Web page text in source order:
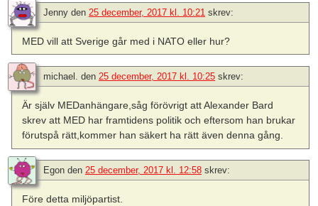
Jenny den 25 december, 2017 kl. 10:21 skrev:
MED vill att Sverige går med i NATO eller hur?
michael. den 25 december, 2017 kl. 10:25 skrev:
Är själv MEDanhängare,såg förövrigt att Alexander Bard
skrev att MED har framtidens politik och eftersom han brukar
förutspå rätt,kommer han säkert ha rätt även denna gång.
Egon den 25 december, 2017 kl. 12:58 skrev:
Före detta miljöpartist.